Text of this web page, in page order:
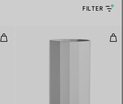
FILTER
Mittelgroße Vase aus Porzellan